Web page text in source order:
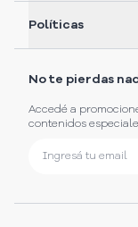
Políticas
No te pierdas
Accedé a
contenidos